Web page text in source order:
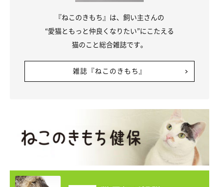
絶妙な距離感でいつも楽しそうに過ごしている、まめちゃんとふ
うたくん。今日も大好きなダンボールをめぐって、仲良くケンカ
しているに違いないですね！
この箱は渡さないわ❗️❗️
『ねこのきもち』は、飼い主さんの
“愛猫ともっと仲良くなりたい”にこたえる
猫のこと総合雑誌です。
雑誌『ねこのきもち』